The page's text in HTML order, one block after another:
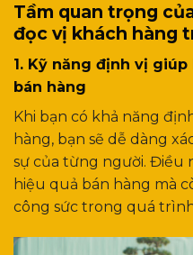
Tầm quan trọng
đọc vị khách hàng
1. Kỹ năng định vị
bán hàng
Khi bạn có khả năng
hàng, bạn sẽ dễ dàng
sự của từng người. Điều
hiệu quả bán hàng mà
công sức trong quá